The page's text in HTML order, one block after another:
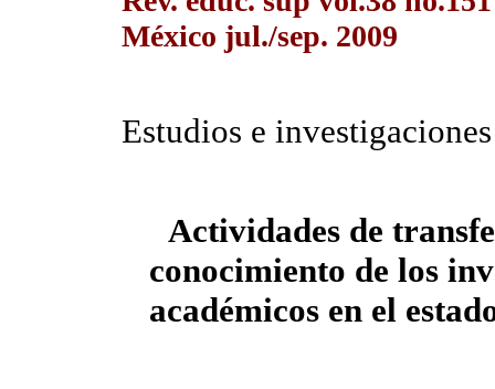
México jul./sep. 2009
Estudios e investigaciones
Actividades de
conocimiento de los
académicos en el